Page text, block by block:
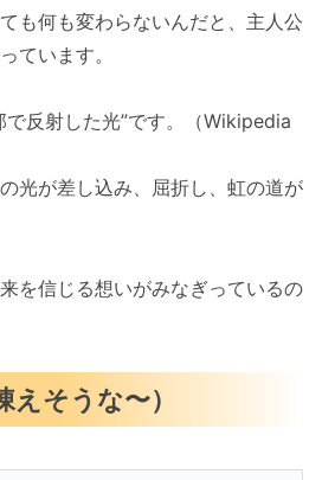
も何も変わらないんだと、主人公
ています。
で反射した光”です。（Wikipedia
光が差し込み、屈折し、虹の道が
を信じる想いがみなぎっているの
えそうな〜）